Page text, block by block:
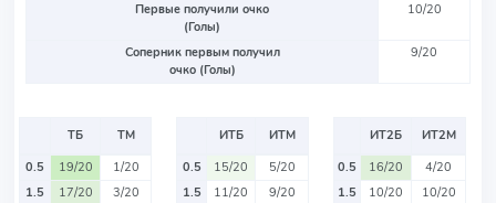
Первые получили очко
(Голы)
10/20
Соперник первым получил
очко (Голы)
9/20
ТБ
ТМ
0.5
19/20
1/20
1.5
17/20
3/20
ИТБ
ИТМ
0.5
15/20
5/20
1.5
11/20
9/20
ИТ2Б
ИТ2М
0.5
16/20
4/20
1.5
10/20
10/20